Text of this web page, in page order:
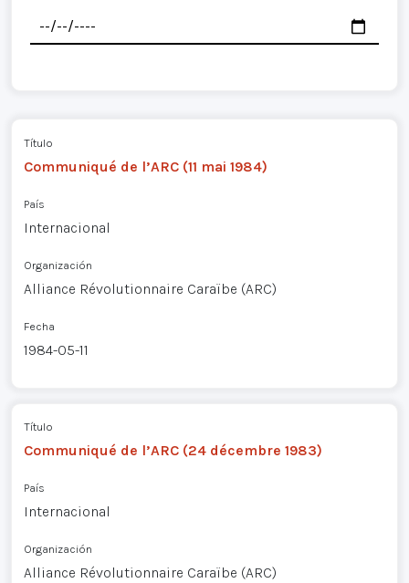
Título
Communiqué de l’ARC (11 mai 1984)
País
Internacional
Organización
Alliance Révolutionnaire Caraïbe (ARC)
Fecha
1984-05-11
Título
Communiqué de l’ARC (24 décembre 1983)
País
Internacional
Organización
Alliance Révolutionnaire Caraïbe (ARC)